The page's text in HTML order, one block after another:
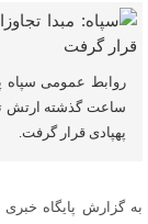
روابط عمومی سپاه
ساعت گذشته ارتش
پهپادی قرار گرفت.
به گزارش پایگاه